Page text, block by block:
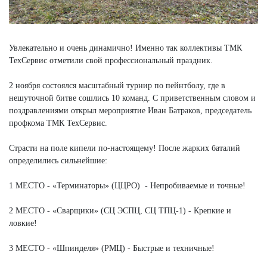
Увлекательно и очень динамично! Именно так коллективы ТМК
ТехСервис отметили свой профессиональный праздник.
2 ноября состоялся масштабный турнир по пейнтболу, где в
нешуточной битве сошлись 10 команд. С приветственным словом и
поздравлениями открыл мероприятие Иван Батраков, председатель
профкома ТМК ТехСервис.
Страсти на поле кипели по-настоящему! После жарких баталий
определились сильнейшие:
1 МЕСТО - «Терминаторы» (ЦЦРО) - Непробиваемые и точные!
2 МЕСТО - «Сварщики» (СЦ ЭСПЦ, СЦ ТПЦ-1) - Крепкие и
ловкие!
3 МЕСТО - «Шпинделя» (РМЦ) - Быстрые и техничные!